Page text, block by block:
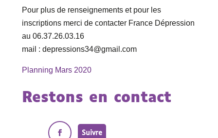
Pour plus de renseignements et pour les
inscriptions merci de contacter France Dépression
au 06.37.26.03.16
mail : depressions34@gmail.com
Planning Mars 2020
Restons en contact
Suivre